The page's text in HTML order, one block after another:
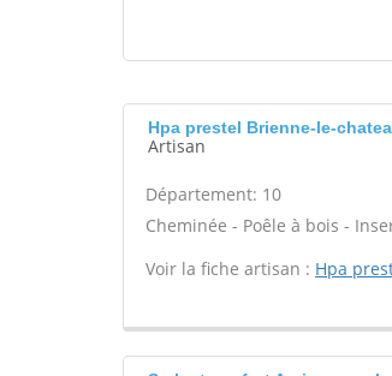
Hpa prestel Brienne-le-
Artisan
Département: 10
Cheminée - Poêle à bois -
Voir la fiche artisan : Hpa